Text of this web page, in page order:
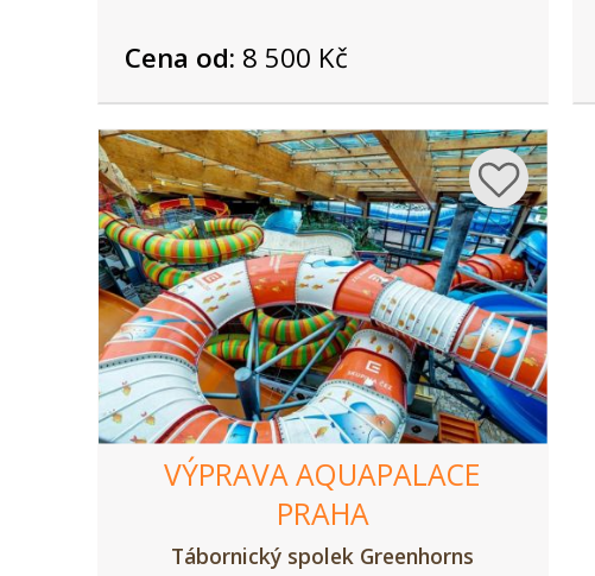
Cena od: 8 500 Kč
VÝPRAVA AQUAPALACE
PRAHA
Tábornický spolek Greenhorns